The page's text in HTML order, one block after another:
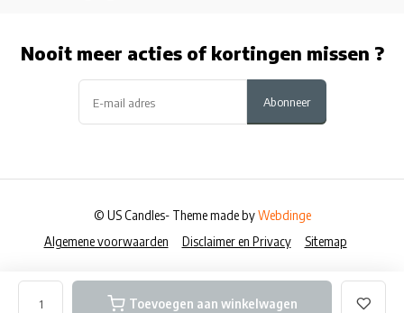
Toevoegen aan winkelwagen
Nooit meer acties of kortingen missen ?
Abonneer
Algemene voorwaarden Disclaimer en Privacy Sitemap
© US Candles- Theme made byWebdinge